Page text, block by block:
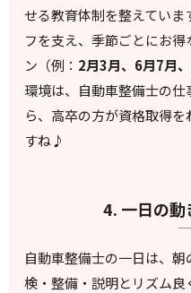
せる教育体制を整えていま
フを支え、季節ごとにお
ン（例： 2月3月、6月7月
環境は、自動車整備士の
ら、高卒の方が資格取得
すね♪
4. 一日の動
自動車整備士の一日は、
検・整備・説明とリズム